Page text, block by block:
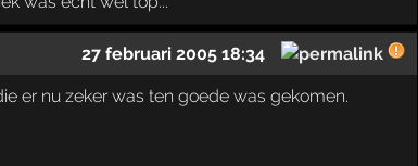
27 februari 2005 18:34
er nu zeker was ten goede was gekomen.